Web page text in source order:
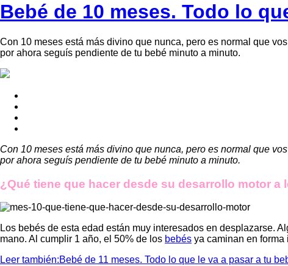
Bebé de 10 meses. Todo lo
Con 10 meses está más divino que nunca, pero es normal que
por ahora seguís pendiente de tu bebé minuto a minuto.
Con 10 meses está más divino que nunca, pero es normal que
por ahora seguís pendiente de tu bebé minuto a minuto.
¿Qué tiene que hacer desde su desarrollo motor a
Los bebés de esta edad están muy interesados en desplazarse.
mano. Al cumplir 1 año, el 50% de los bebés ya caminan en
Leer también:Bebé de 11 meses. Todo lo que le va a pasar a tu